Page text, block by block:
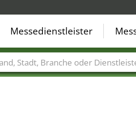
Messedienstleister
Städte Branchen